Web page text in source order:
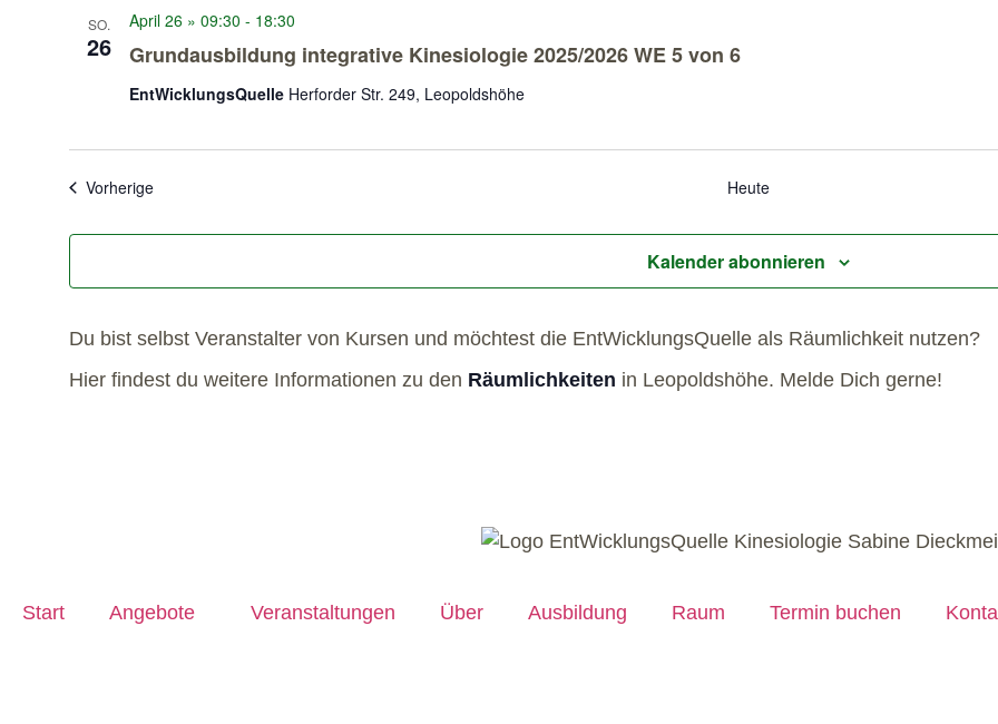
SO.
26 Grundausbildung integrative Kinesiologie 2025/2026 WE 5 von 6
April 26 » 09:30 - 18:30
EntWicklungsQuelle Herforder Str. 249, Leopoldshöhe
VorherigeVeranstaltungen Heute
Kalender abonnieren
Du bist selbst Veranstalter von Kursen und möchtest die EntWicklungsQuelle als Räumlichkeit nutzen?
Hier findest du weitere Informationen zu den Räumlichkeiten in Leopoldshöhe. Melde Dich gerne!
Start Angebote Veranstaltungen Über Ausbildung Raum Termin buchen